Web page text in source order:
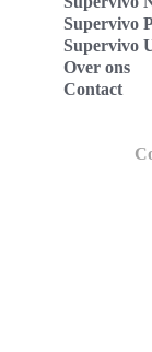
Supervivo
Supervivo
Over ons
Contact